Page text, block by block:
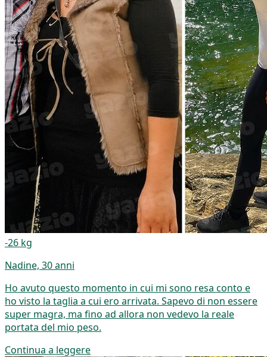
-26 kg
Nadine, 30 anni
Ho avuto questo momento in cui mi sono resa conto e
ho visto la taglia a cui ero arrivata. Sapevo di non essere
super magra, ma fino ad allora non vedevo la reale
portata del mio peso.
Continua a leggere